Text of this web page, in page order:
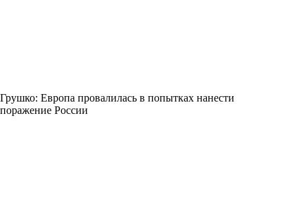
Грушко: Европа провалилась в попытках нанести
поражение России